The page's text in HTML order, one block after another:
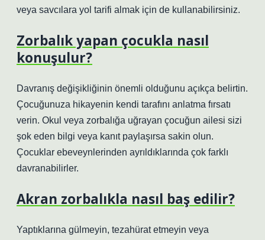
veya savcılara yol tarifi almak için de kullanabilirsiniz.
Zorbalık yapan çocukla nasıl
konuşulur?
Davranış değişikliğinin önemli olduğunu açıkça belirtin.
Çocuğunuza hikayenin kendi tarafını anlatma fırsatı
verin. Okul veya zorbalığa uğrayan çocuğun ailesi sizi
şok eden bilgi veya kanıt paylaşırsa sakin olun.
Çocuklar ebeveynlerinden ayrıldıklarında çok farklı
davranabilirler.
Akran zorbalıkla nasıl baş edilir?
Yaptıklarına gülmeyin, tezahürat etmeyin veya